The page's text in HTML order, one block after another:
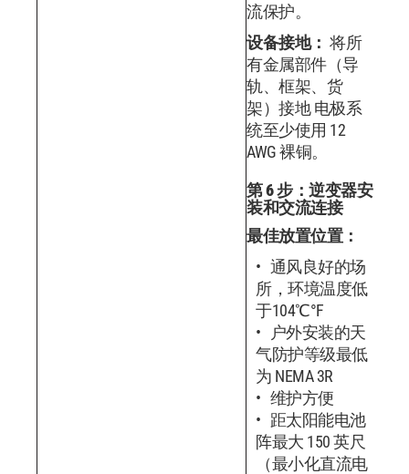
流保护。
设备接地： 将所
有金属部件（导
轨、框架、货
架）接地 电极系
统至少使用 12
AWG 裸铜。
第 6 步：逆变器安
装和交流连接
最佳放置位置：
通风良好的场
所，环境温度低
于104℃°F
户外安装的天
气防护等级最低
为 NEMA 3R
维护方便
距太阳能电池
阵最大 150 英尺
（最小化直流电